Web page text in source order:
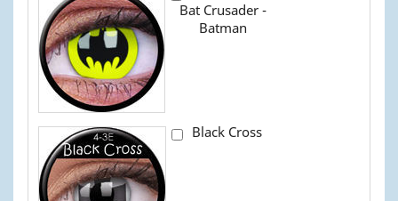
Bat Crusader -
Batman
Black Cross